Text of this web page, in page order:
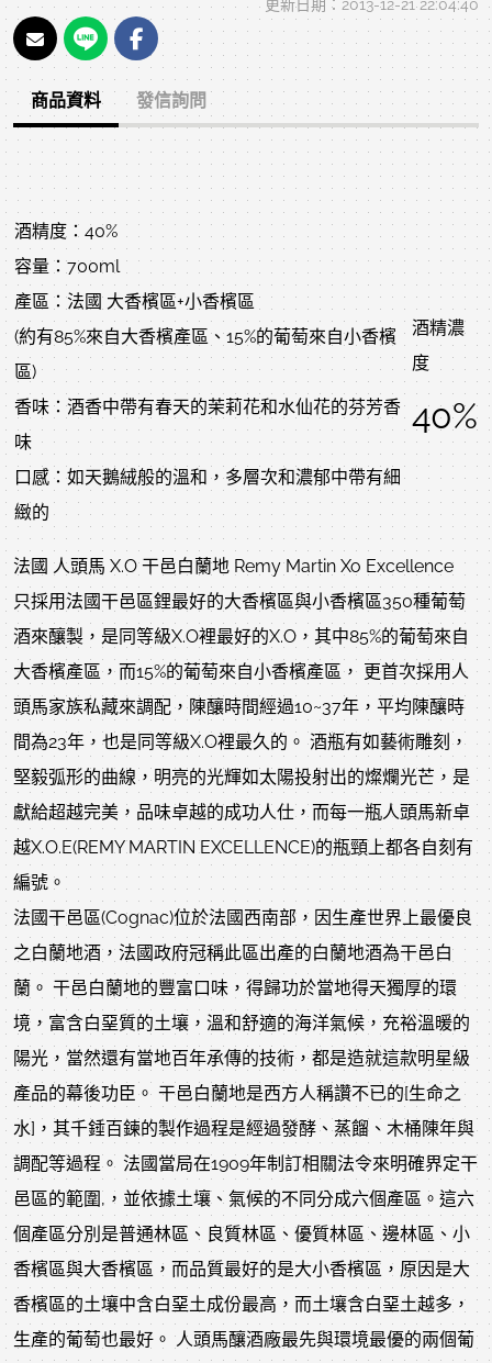
更新日期：2013-12-21 22:04:40
商品資料 發信詢問
酒精度：40%
容量：700ml
產區：法國 大香檳區+小香檳區
(約有85%來自大香檳產區、15%的葡萄來自小香檳
區)
香味：酒香中帶有春天的茉莉花和水仙花的芬芳香
味
口感：如天鵝絨般的溫和，多層次和濃郁中帶有細
緻的
酒精濃
度
40%
法國 人頭馬 X.O 干邑白蘭地 Remy Martin Xo Excellence
只採用法國干邑區鋰最好的大香檳區與小香檳區350種葡萄
酒來釀製，是同等級X.O裡最好的X.O，其中85%的葡萄來自
大香檳產區，而15%的葡萄來自小香檳產區， 更首次採用人
頭馬家族私藏來調配，陳釀時間經過10~37年，平均陳釀時
間為23年，也是同等級X.O裡最久的。 酒瓶有如藝術雕刻，
堅毅弧形的曲線，明亮的光輝如太陽投射出的燦爛光芒，是
獻給超越完美，品味卓越的成功人仕，而每一瓶人頭馬新卓
越X.O.E(REMY MARTIN EXCELLENCE)的瓶頸上都各自刻有
編號。
法國干邑區(Cognac)位於法國西南部，因生產世界上最優良
之白蘭地酒，法國政府冠稱此區出產的白蘭地酒為干邑白
蘭。 干邑白蘭地的豐富口味，得歸功於當地得天獨厚的環
境，富含白堊質的土壤，溫和舒適的海洋氣候，充裕溫暖的
陽光，當然還有當地百年承傳的技術，都是造就這款明星級
產品的幕後功臣。 干邑白蘭地是西方人稱讚不已的[生命之
水]，其千錘百鍊的製作過程是經過發酵、蒸餾、木桶陳年與
調配等過程。 法國當局在1909年制訂相關法令來明確界定干
邑區的範圍,，並依據土壤、氣候的不同分成六個產區。這六
個產區分別是普通林區、良質林區、優質林區、邊林區、小
香檳區與大香檳區，而品質最好的是大小香檳區，原因是大
香檳區的土壤中含白堊土成份最高，而土壤含白堊土越多，
生產的葡萄也最好。 人頭馬釀酒廠最先與環境最優的兩個葡